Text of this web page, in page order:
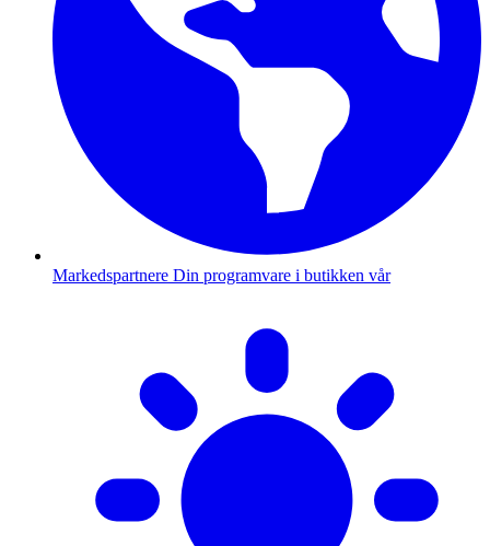
Markedspartnere Din programvare i butikken vår